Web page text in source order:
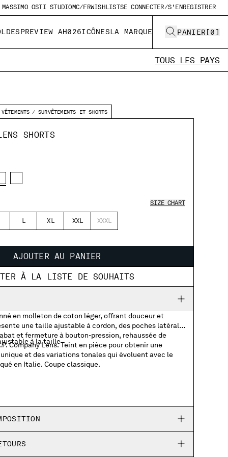
MASSIMO OSTI STUDIOMC/FRWISHLISTSE CONNECTER/S'ENREGISTRER
PREVIEW AH026ICÔNESLA MARQUE PANIER [0]
TOUS LES PAYS
VÊTEMENTS SURVÊTEMENTS ET SHORTS
SHORTS
L XL XXL XXXL
SIZE CHART
AJOUTER AU PANIER
À LA LISTE DE SOUHAITS
en molleton de coton léger, offrant douceur et
une taille ajustable à cordon, des poches latérales
et fermeture à bouton-pression, rehaussée de
Company Lens. Teint en pièce pour obtenir une
et des variations tonales qui évoluent avec le
en Italie. Coupe classique.
à la taille
bouton-pression avec détail Lens